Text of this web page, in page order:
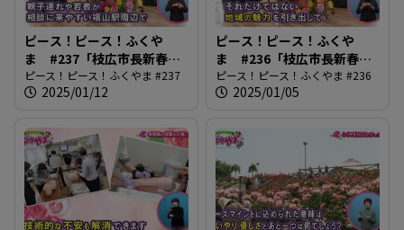
ピース！ピース！ふくや
ま #237「枝広市長新春イ
ンタビュー後編」
ピース！ピース！ふくやま #237
2025/01/12
ピース！ピース！ふくや
ま #236「枝広市長新春イ
ンタビュー前編」
ピース！ピース！ふくやま #236
2025/01/05